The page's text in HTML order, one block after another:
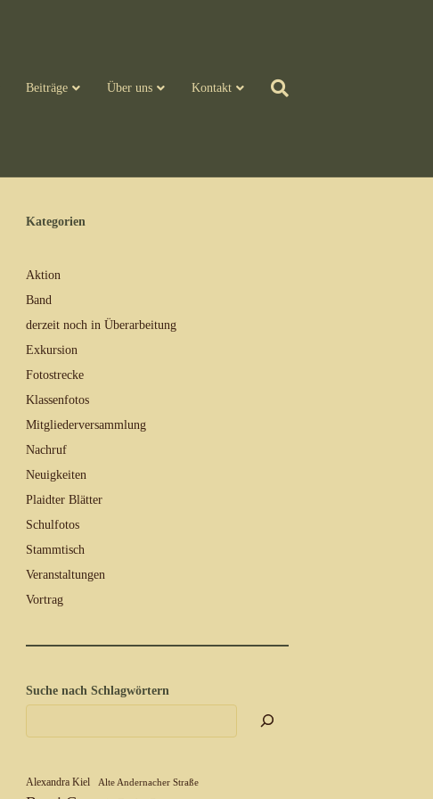
Beiträge Über uns Kontakt
Kategorien
Aktion
Band
derzeit noch in Überarbeitung
Exkursion
Fotostrecke
Klassenfotos
Mitgliederversammlung
Nachruf
Neuigkeiten
Plaidter Blätter
Schulfotos
Stammtisch
Veranstaltungen
Vortrag
Suche nach Schlagwörtern
Alexandra Kiel Alte Andernacher Straße